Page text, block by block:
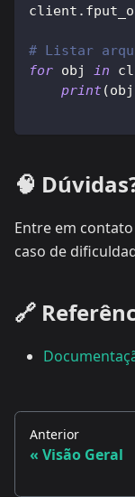
client .
# Listar
for obj in
print(obj
🧠
Entre em
caso de
🔗
Anterior
Visão Geral